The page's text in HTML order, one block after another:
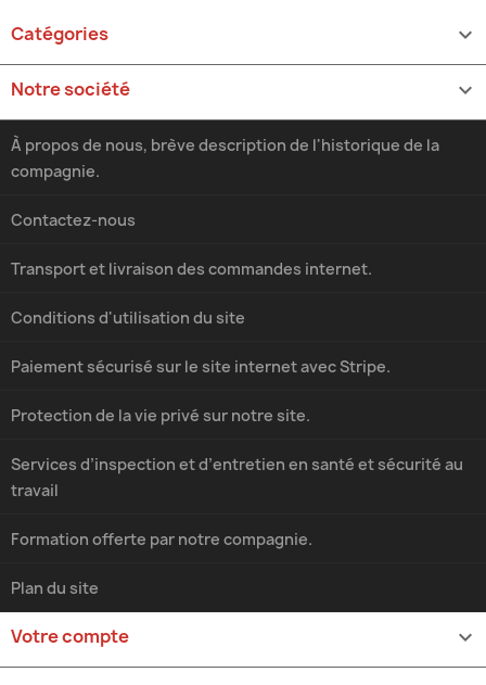
Catégories 
Notre société 
Transport et livraison des commandes internet.
Conditions d'utilisation du site
À propos de nous, brève description de l'historique de la
compagnie.
Paiement sécurisé sur le site internet avec Stripe.
Protection de la vie privé sur notre site.
Services d’inspection et d’entretien en santé et sécurité au
travail
Formation offerte par notre compagnie.
Contactez-nous
Plan du site
Votre compte 